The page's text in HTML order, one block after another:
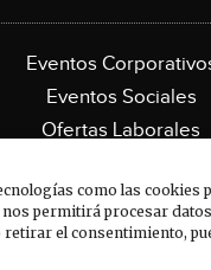
como las cookies
permitirá procesar
el consentimiento,
Eventos
Eventos Sociales
Ofertas Laborales